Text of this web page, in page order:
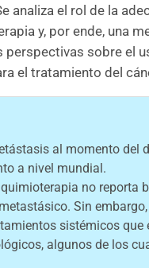
analiza el rol de la
y, por ende, una
sobre el
el tratamiento del
al momento del
a nivel mundial.
no reporta
Sin
sistémicos que
algunos de los